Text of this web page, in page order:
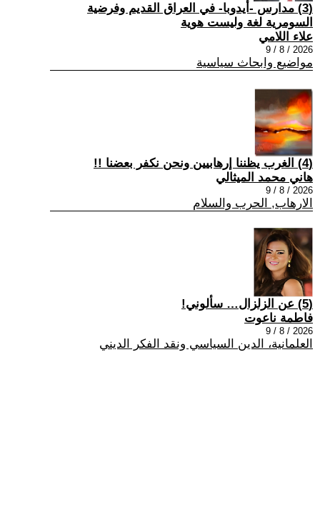
(3) مدارس -أيدوبا- في العراق القديم وفرضية
السومرية لغة وليست هوية
علاء اللامي
2026 / 8 / 9
مواضيع وابحاث سياسية
(4) الغرب يظننا إرهابيين ونحن نكفر بعضنا !!
هاني محمد الميثالي
2026 / 8 / 9
الارهاب, الحرب والسلام
(5) عن الزلزال… سألوني!
فاطمة ناعوت
2026 / 8 / 9
العلمانية، الدين السياسي ونقد الفكر الديني